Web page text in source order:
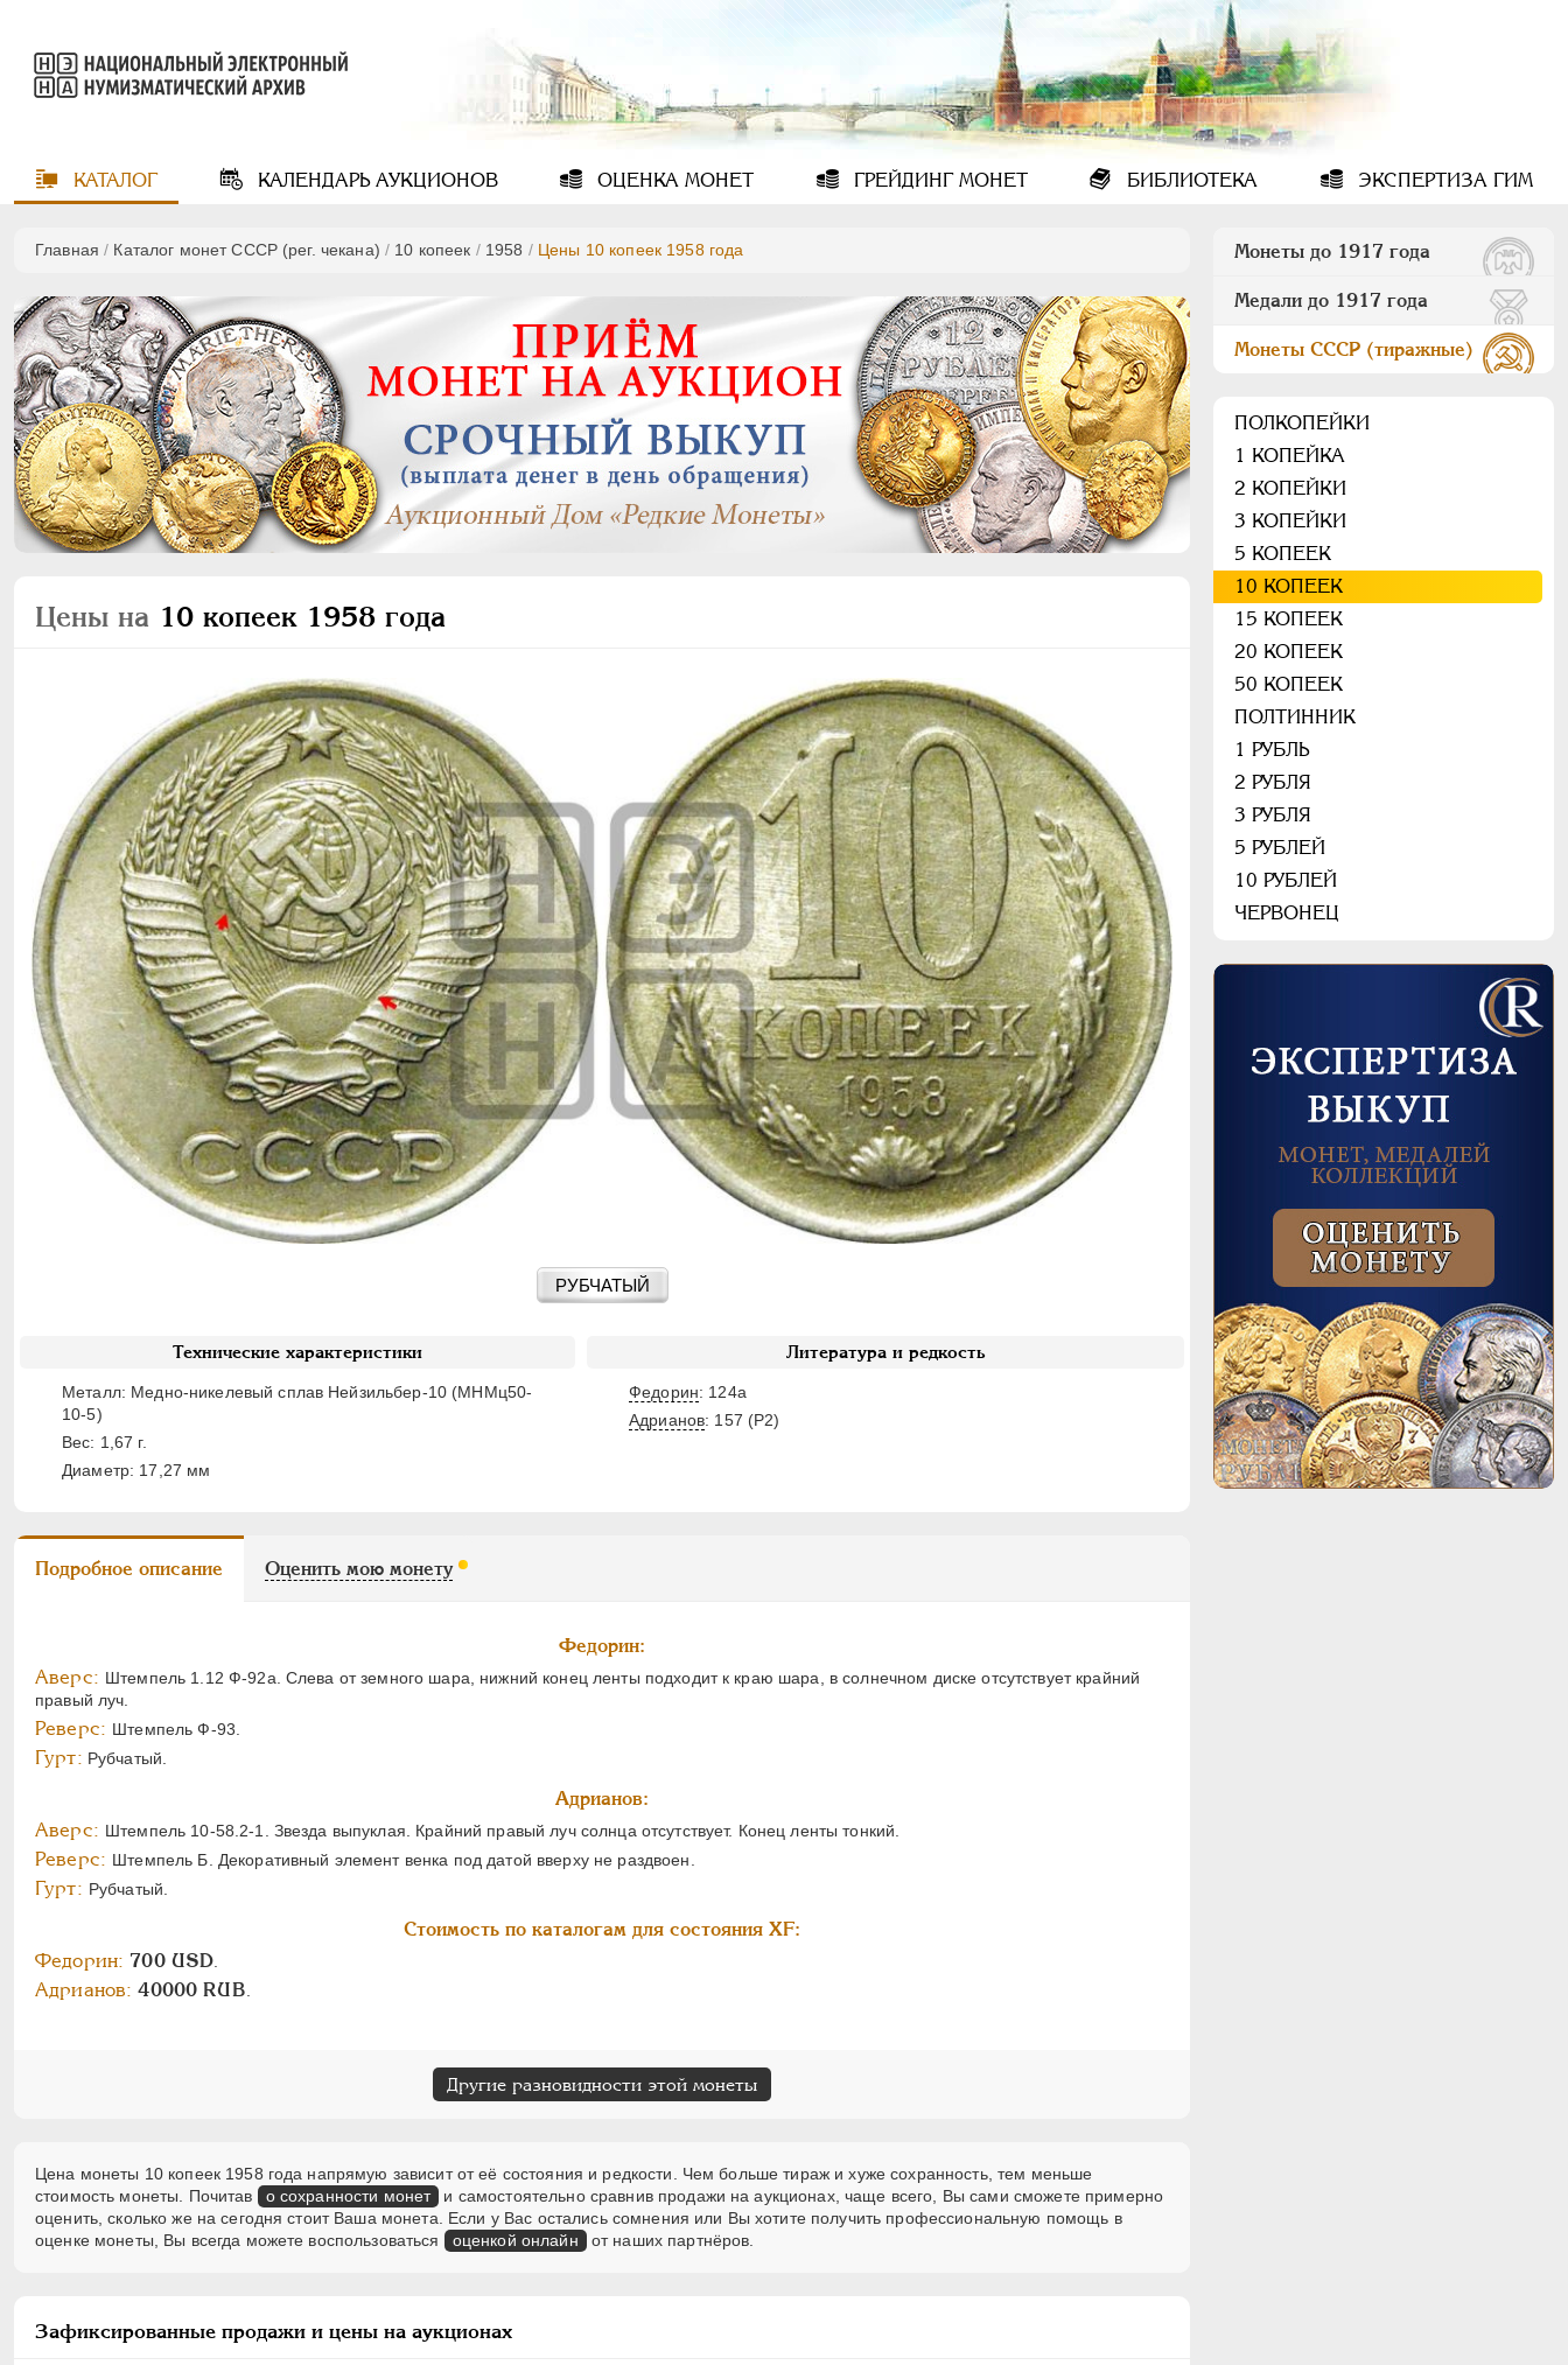
КАТАЛОГ КАЛЕНДАРЬАУКЦИОНОВ ОЦЕНКА МОНЕТ ГРЕЙДИНГМОНЕТ БИБЛИОТЕКА ЭКСПЕРТИЗА ГИМ
Главная / Каталог монет СССР (рег. чекана) / 10 копеек / 1958 / Цены 10 копеек 1958 года
Цены на 10 копеек 1958 года
РУБЧАТЫЙ
Технические характеристики
Металл: Медно-никелевый сплав Нейзильбер-10 (МНМц50-
10-5)
Вес: 1,67 г.
Диаметр: 17,27 мм
Литература и редкость
Федорин: 124а
Адрианов: 157 (Р2)
Подробное описание Оценить мою монету
Федорин:
Аверс: Штемпель 1.12 Ф-92а. Слева от земного шара, нижний конец ленты подходит к краю шара, в солнечном диске отсутствует крайний
правый луч.
Реверс: Штемпель Ф-93.
Гурт: Рубчатый.
Адрианов:
Аверс: Штемпель 10-58.2-1. Звезда выпуклая. Крайний правый луч солнца отсутствует. Конец ленты тонкий.
Реверс: Штемпель Б. Декоративный элемент венка под датой вверху не раздвоен.
Гурт: Рубчатый.
Стоимость по каталогам для состояния XF:
Федорин: 700 USD
Адрианов: 40000 RUB
Другие разновидности этой монеты
Цена монеты 10 копеек 1958 года напрямую зависит от её состояния и редкости. Чем больше тираж и хуже сохранность, тем меньше
стоимость монеты. Почитав
о сохранности монет
и самостоятельно сравнив продажи на аукционах, чаще всего, Вы сами сможете примерно
оценить, сколько же на сегодня стоит Ваша монета. Если у Вас остались сомнения или Вы хотите получить профессиональную помощь в
оценке монеты, Вы всегда можете воспользоваться
оценкой онлайн от наших партнёров.
Зафиксированные продажи и цены на аукционах
Монеты до 1917 года
Медали до 1917 года
Монеты СССР (тиражные)
ПОЛКОПЕЙКИ
1 КОПЕЙКА
2 КОПЕЙКИ
3 КОПЕЙКИ
5 КОПЕЕК
10 КОПЕЕК
15 КОПЕЕК
20 КОПЕЕК
50 КОПЕЕК
ПОЛТИННИК
1 РУБЛЬ
2 РУБЛЯ
3 РУБЛЯ
5 РУБЛЕЙ
10 РУБЛЕЙ
ЧЕРВОНЕЦ